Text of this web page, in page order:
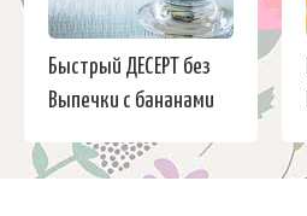
Быстрый ДЕСЕРТ без
Выпечки с бананами